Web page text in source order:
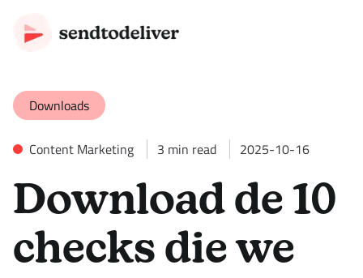
Downloads
Content Marketing 3 min read 2025-10-16
Download de 10
checks die we